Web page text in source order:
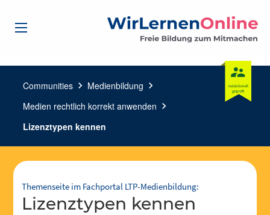
Communities chevron_right Medienbildung chevron_right
Medien rechtlich korrekt anwenden chevron_right
Lizenztypen kennen
Themenseite im Fachportal LTP-Medienbildung:
Lizenztypen kennen